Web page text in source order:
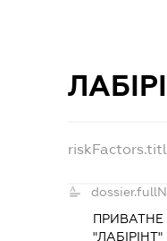
ПРИВАТНЕ
"ЛАБІРІНТ"